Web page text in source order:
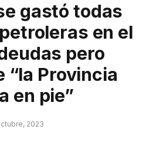
gastó todas
en el
pero
“la Provincia
en pie”
2023